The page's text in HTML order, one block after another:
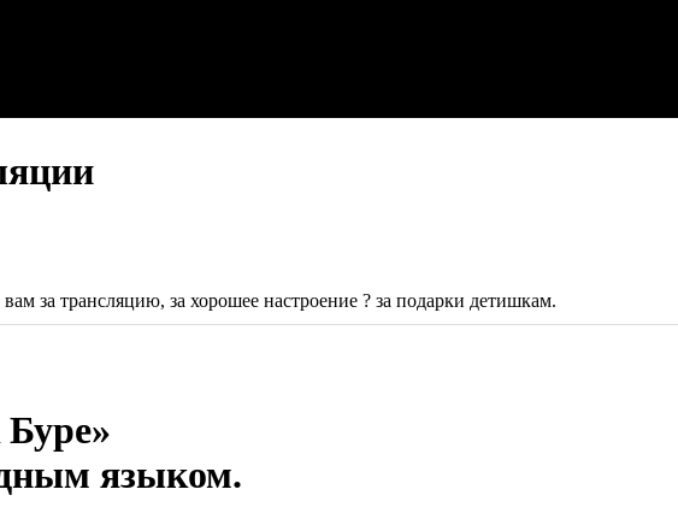
за трансляцию, за хорошее настроение ? за подарки детишкам.
языком.